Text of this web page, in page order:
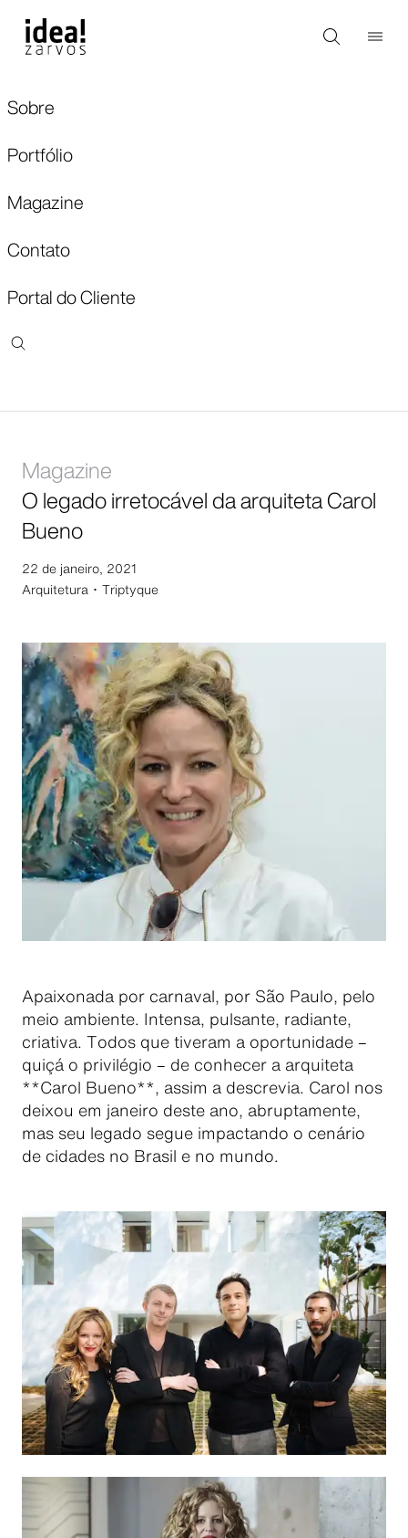
Sobre
Portfólio
Magazine
Contato
Portal do Cliente
Magazine
O legado irretocável da arquiteta Carol
Bueno
22 de janeiro, 2021
Arquitetura ･ Triptyque
Apaixonada por carnaval, por São Paulo, pelo
meio ambiente. Intensa, pulsante, radiante,
criativa. Todos que tiveram a oportunidade –
quiçá o privilégio – de conhecer a arquiteta
**Carol Bueno**, assim a descrevia. Carol nos
deixou em janeiro deste ano, abruptamente,
mas seu legado segue impactando o cenário
de cidades no Brasil e no mundo.